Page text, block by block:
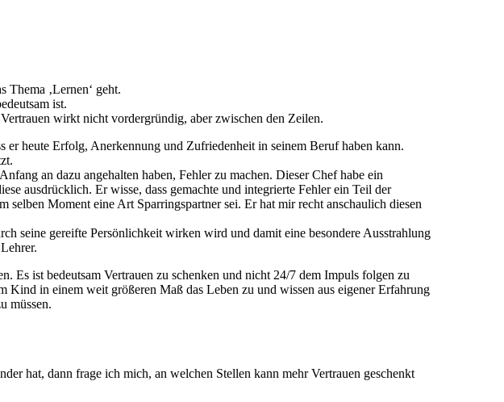
Thema ‚Lernen‘ geht.
ist.
wirkt nicht vordergründig, aber zwischen den Zeilen.
heute Erfolg, Anerkennung und Zufriedenheit in seinem Beruf haben kann.
an dazu angehalten haben, Fehler zu machen. Dieser Chef habe ein
ausdrücklich. Er wisse, dass gemachte und integrierte Fehler ein Teil der
Moment eine Art Sparringspartner sei. Er hat mir recht anschaulich diesen
seine gereifte Persönlichkeit wirken wird und damit eine besondere Ausstrahlung
Es ist bedeutsam Vertrauen zu schenken und nicht 24/7 dem Impuls folgen zu
Kind in einem weit größeren Maß das Leben zu und wissen aus eigener Erfahrung
müssen.
hat, dann frage ich mich, an welchen Stellen kann mehr Vertrauen geschenkt